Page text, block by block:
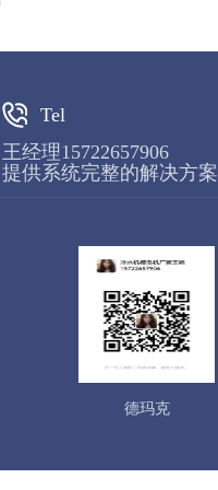
Tel
王经理15722657906
提供系统完整的解决方案
德玛克